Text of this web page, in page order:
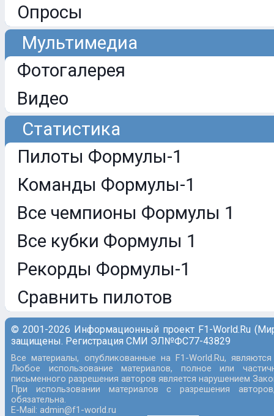
Опросы
Мультимедиа
Фотогалерея
Видео
Статистика
Пилоты Формулы-1
Команды Формулы-1
Все чемпионы Формулы 1
Все кубки Формулы 1
Рекорды Формулы-1
Сравнить пилотов
© 2001-2026 Информационный проект F1-World.Ru
защищены. Регистрация СМИ ЭЛ№ФС77-43829
Все материалы, опубликованные на F1-World.Ru,
Любое использование материалов, полное или
письменного разрешения авторов является нарушением
При использовании материалов с разрешения
обязательна.
E-Mail: admin@f1-world.ru